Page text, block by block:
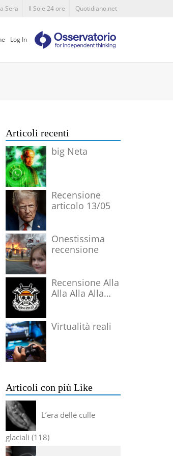
Sera Il Sole 24 ore Quotidiano.net
Log In
Articoli recenti
big Neta
Recensione
articolo 13/05
Onestissima
recensione
Recensione Alla
Alla Alla Alla
Virtualità reali
Articoli con più Like
L’era delle culle
glaciali 118